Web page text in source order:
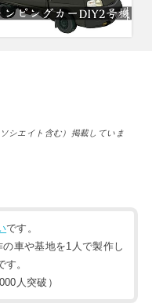
シエイト含む）掲載していま
です。
車や基地を1人で製作し
。
人突破）